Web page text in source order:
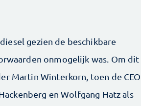
gezien de beschikbare
onmogelijk was. Om dit
Martin Winterkorn, toen de CEO
en Wolfgang Hatz als